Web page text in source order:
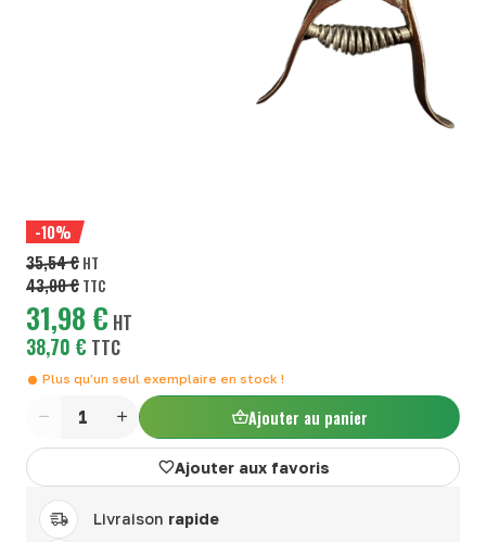
-10%
35,54 € HT
43,00 € TTC
31,98 € HT
38,70 € TTC
Plus qu'un seul exemplaire en stock !
Quantité Ajouter au panier
Ajouter aux favoris
Livraison rapide